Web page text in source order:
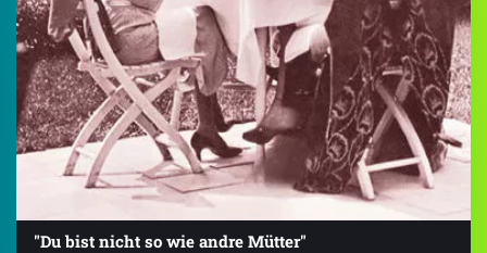
"Du bist nicht so wie andre Mütter"